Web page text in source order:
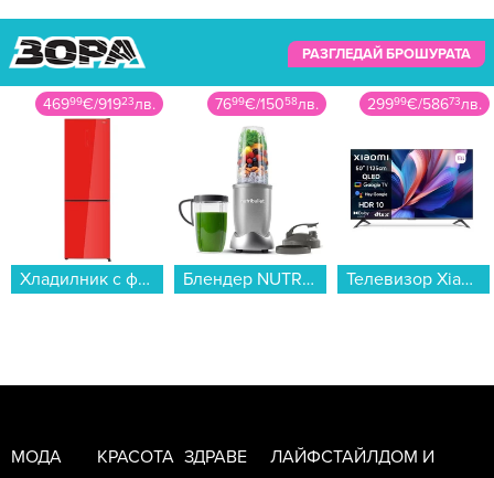
РАЗГЛЕДАЙ БРОШУРАТА
7699€/15058лв.
Блендер NUTRIBULLET NB907S...
29999€/58673лв.
Телевизор Xiaomi A Pro 50 2026 / ELA6088EU , 125 см, 3840x2160 UHD-4K , 50 inch, Android , QLED ...
5299€/10364лв.
Слушалки с микрофон Xiaomi REDMI BUDS 8 WHITE BHR08UHGL , Bluetooth , IN-EAR (ТАПИ)...
МОДА КРАСОТА ЗДРАВЕ ЛАЙФСТАЙЛДОМ И